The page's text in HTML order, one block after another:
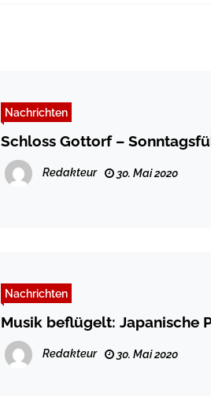
Nachrichten
Schloss Gottorf –
Redakteur 30. Mai 2020
Nachrichten
Musik beflügelt: Japanische
Redakteur 30. Mai 2020